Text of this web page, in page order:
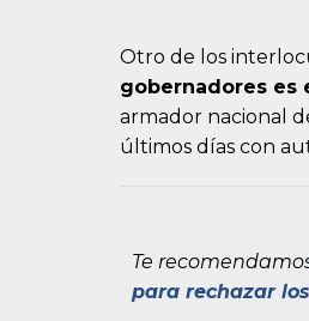
Otro de los
gobernadores es
armador nacional
últimos días con
Te
para rechazar